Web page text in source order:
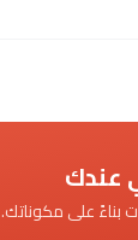
عندك
على مكوناتك.